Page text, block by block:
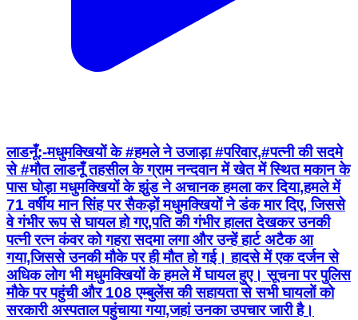
लाडनूँ:-मधुमक्खियों के #हमले ने उजाड़ा #परिवार,#पत्नी की सदमे
से #मौत लाडनूँ तहसील के ग्राम नन्दवान में खेत में स्थित मकान के
पास घोड़ा मधुमक्खियों के झुंड ने अचानक हमला कर दिया,हमले में
71 वर्षीय मान सिंह पर सैकड़ों मधुमक्खियों ने डंक मार दिए, जिससे
वे गंभीर रूप से घायल हो गए,पति की गंभीर हालत देखकर उनकी
पत्नी रत्न कंवर को गहरा सदमा लगा और उन्हें हार्ट अटैक आ
गया,जिससे उनकी मौके पर ही मौत हो गई। हादसे में एक दर्जन से
अधिक लोग भी मधुमक्खियों के हमले में घायल हुए। सूचना पर पुलिस
मौके पर पहुंची और 108 एम्बुलेंस की सहायता से सभी घायलों को
सरकारी अस्पताल पहुंचाया गया,जहां उनका उपचार जारी है।